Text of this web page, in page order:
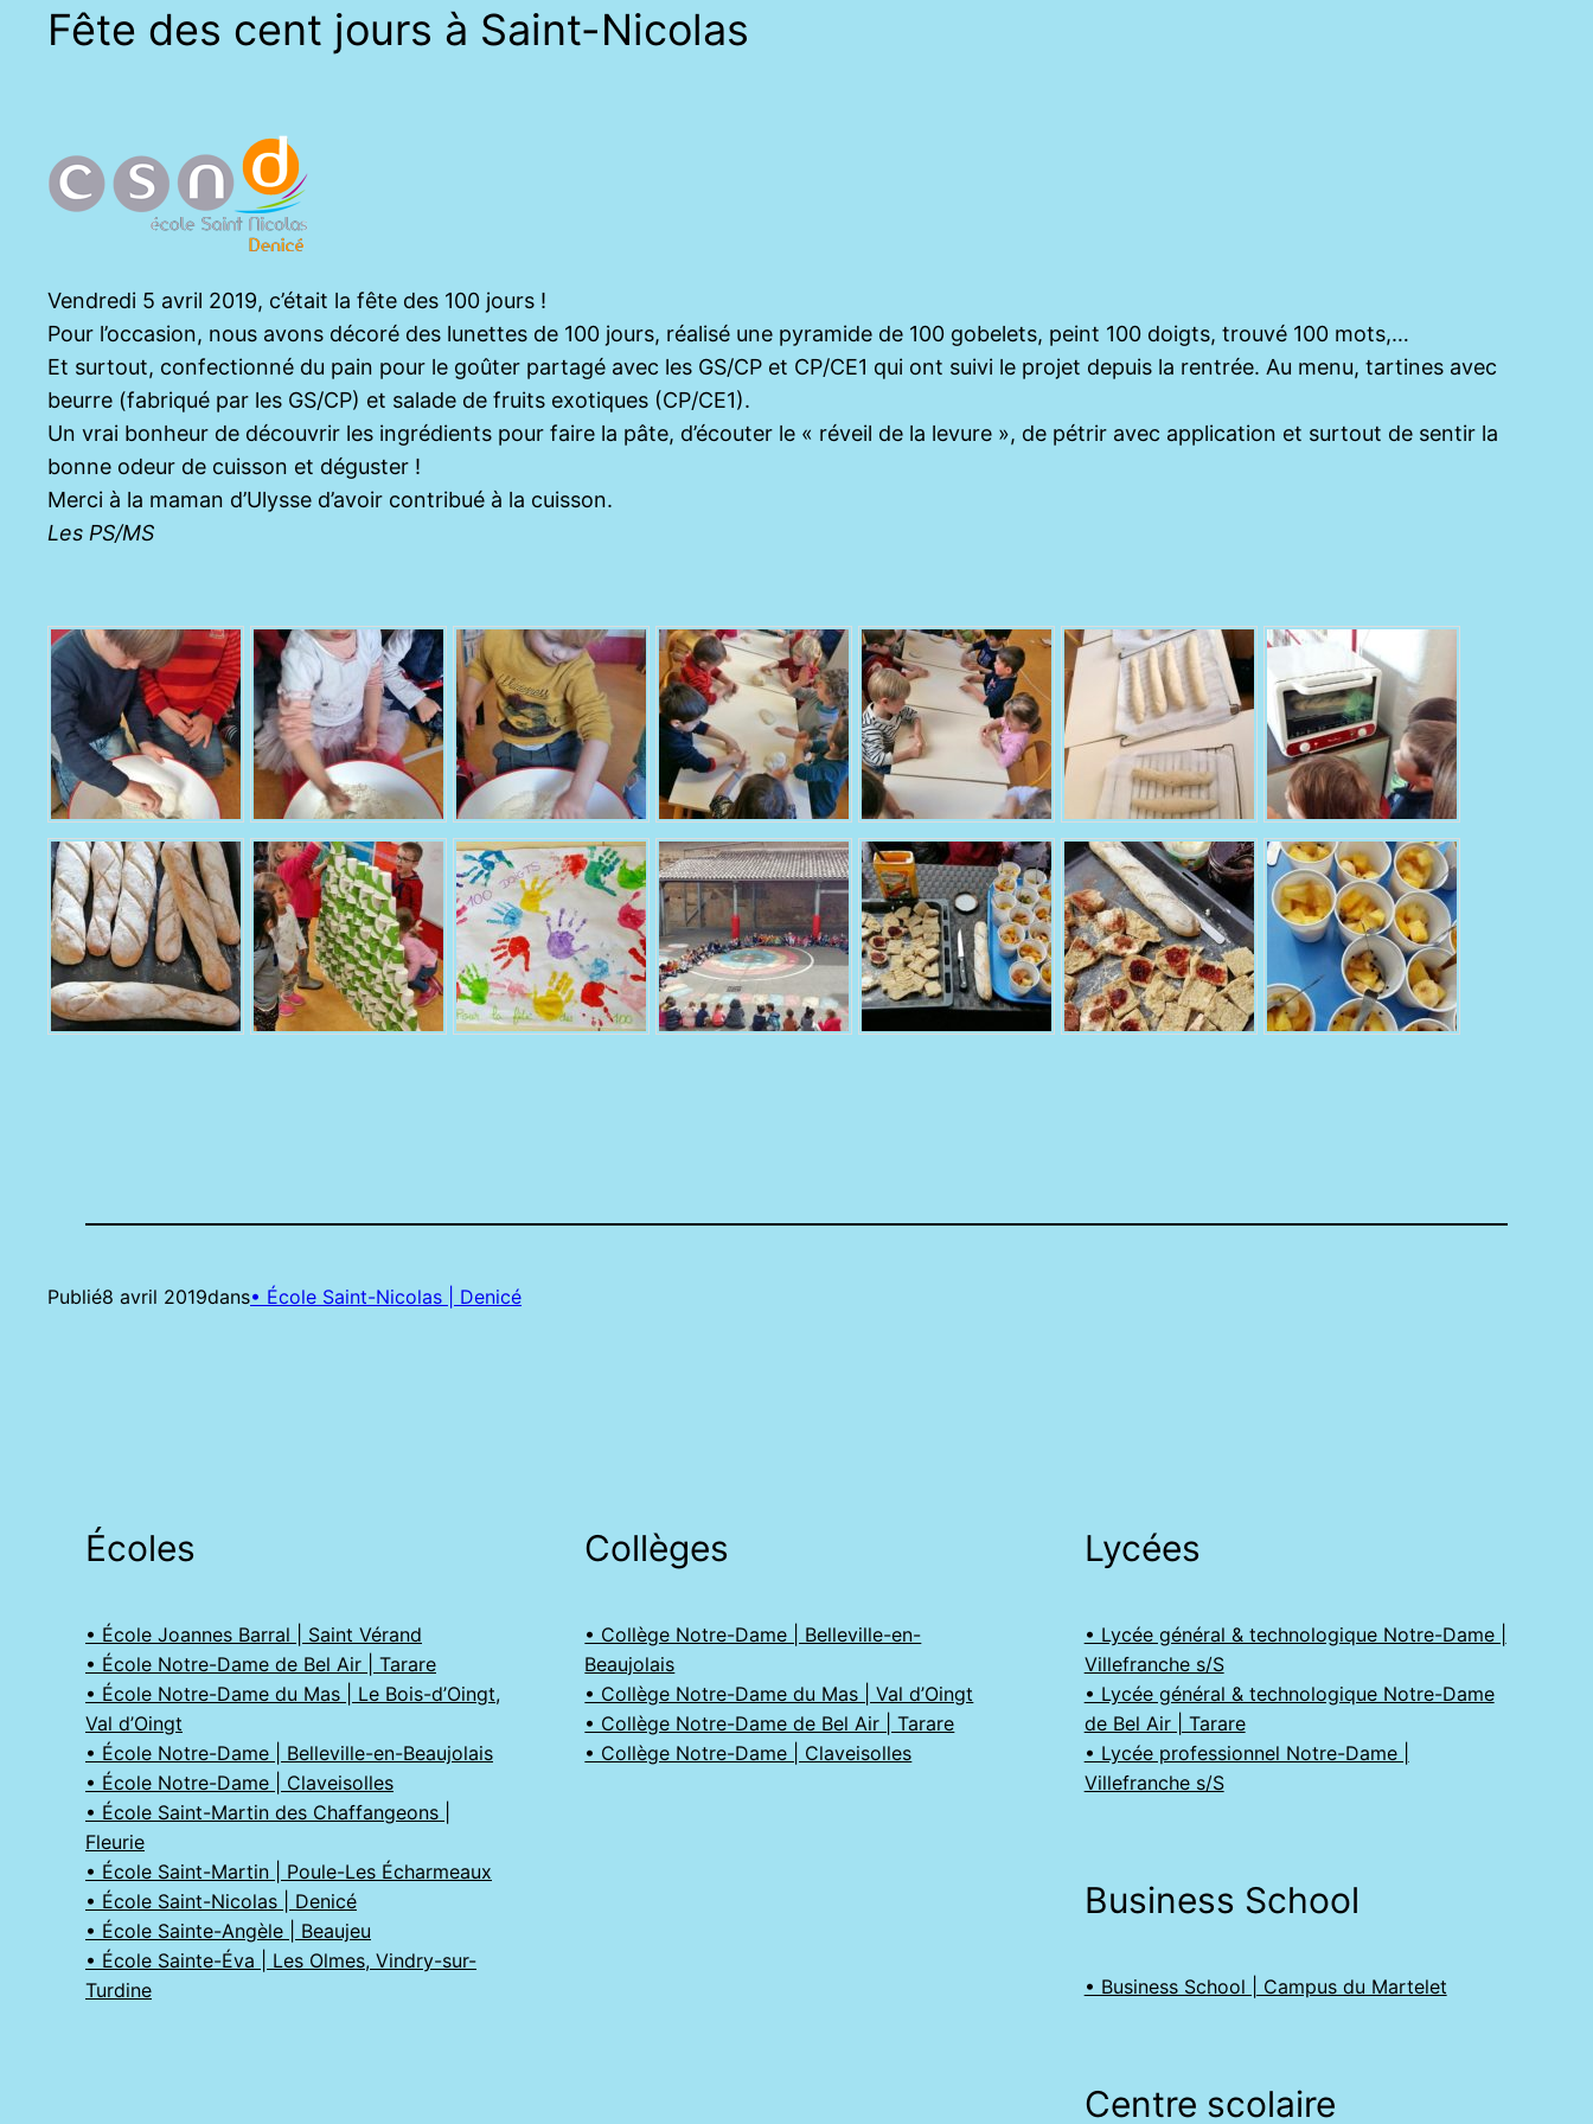
Fête des cent jours à Saint-Nicolas
Vendredi 5 avril 2019, c’était la fête des 100 jours !
Pour l’occasion, nous avons décoré des lunettes de 100 jours, réalisé une pyramide de 100 gobelets, peint 100 doigts, trouvé 100 mots,…
Et surtout, confectionné du pain pour le goûter partagé avec les GS/CP et CP/CE1 qui ont suivi le projet depuis la rentrée. Au menu, tartines avec
beurre (fabriqué par les GS/CP) et salade de fruits exotiques (CP/CE1).
Un vrai bonheur de découvrir les ingrédients pour faire la pâte, d’écouter le « réveil de la levure », de pétrir avec application et surtout de sentir la
bonne odeur de cuisson et déguster !
Merci à la maman d’Ulysse d’avoir contribué à la cuisson.
Les PS/MS
Publié8 avril 2019dans• École Saint-Nicolas | Denicé
Écoles
• École Joannes Barral | Saint Vérand
• École Notre-Dame de Bel Air | Tarare
• École Notre-Dame du Mas | Le Bois-d’Oingt,
Val d’Oingt
• École Notre-Dame | Belleville-en-Beaujolais
• École Notre-Dame | Claveisolles
• École Saint-Martin des Chaffangeons |
Fleurie
• École Saint-Martin | Poule-Les Écharmeaux
• École Saint-Nicolas | Denicé
• École Sainte-Angèle | Beaujeu
• École Sainte-Éva | Les Olmes, Vindry-sur-
Turdine
Collèges
• Collège Notre-Dame | Belleville-en-
Beaujolais
• Collège Notre-Dame du Mas | Val d’Oingt
• Collège Notre-Dame de Bel Air | Tarare
• Collège Notre-Dame | Claveisolles
Lycées
• Lycée général & technologique Notre-Dame |
Villefranche s/S
• Lycée général & technologique Notre-Dame
de Bel Air | Tarare
• Lycée professionnel Notre-Dame |
Villefranche s/S
Business School
• Business School | Campus du Martelet
Centre scolaire